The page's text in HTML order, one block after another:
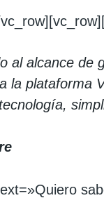
al alcance de
la plataforma